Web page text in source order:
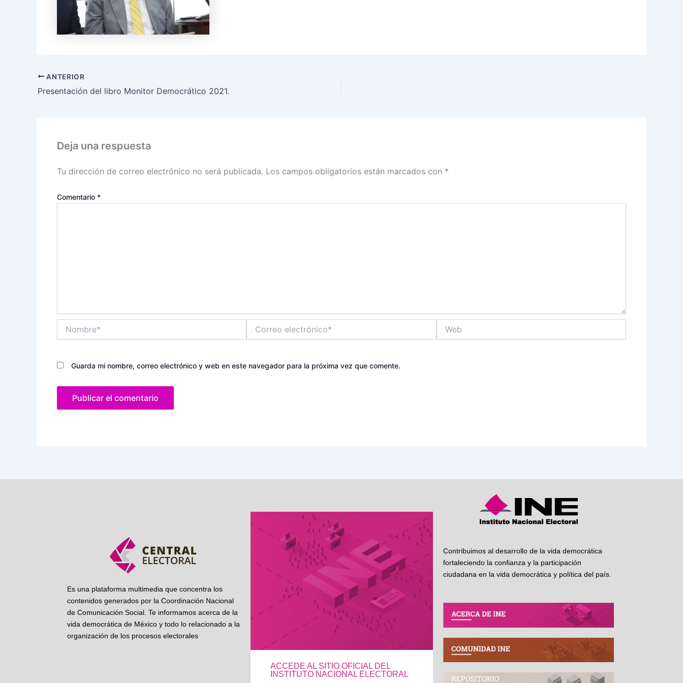
ANTERIOR
Presentación del libro Monitor Democrático 2021.
Deja una respuesta
Tu dirección de correo electrónico no será publicada. Los campos obligatorios están marcados con *
Comentario *
electrónico*
Guarda mi nombre, correo electrónico y web en este navegador para la próxima vez que comente.
Es una plataforma multimedia que concentra los
contenidos generados por la Coordinación Nacional
de Comunicación Social. Te informamos acerca de la
vida democrática de México y todo lo relacionado a la
organización de los procesos electorales
ACCEDE AL SITIO OFICIAL DEL
INSTITUTO NACIONAL ELECTORAL
Contribuimos al desarrollo de la vida democrática
fortaleciendo la confianza y la participación
ciudadana en la vida democrática y política del país.